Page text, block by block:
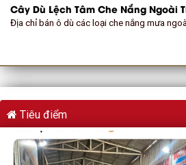
Cây Dù Lệch Tâm Che Nắng Ngoài
Địa chỉ bán ô dù các loại che nắng mưa
Tiêu điểm